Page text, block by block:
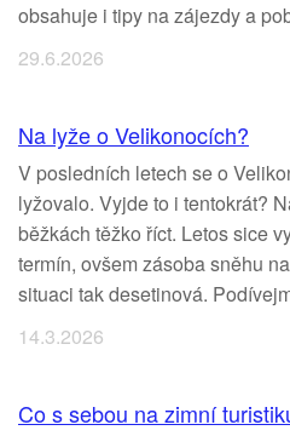
obsahuje i tipy na zájezdy a
29.6.2026
Na lyže o Velikonocích?
V posledních letech se o
lyžovalo. Vyjde to i tentokrát?
běžkách těžko říct. Letos sice
termín, ovšem zásoba sněhu
situaci tak desetinová.
14.3.2026
Co s sebou na zimní